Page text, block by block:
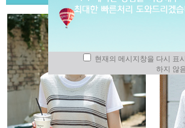
현재의 메시지창을 다시 표시
하지 않